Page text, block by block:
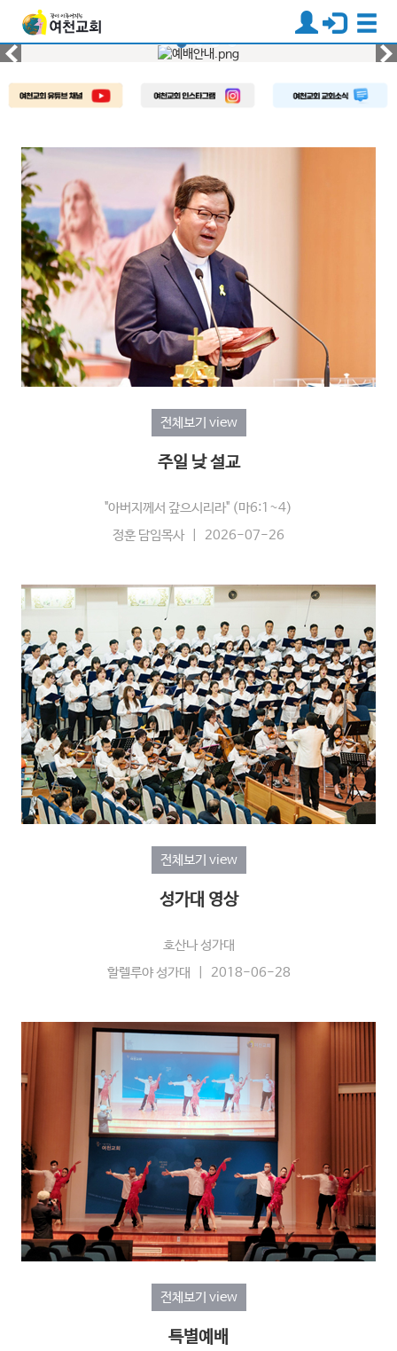
전체보기 view
주일 낮 설교
"아버지께서 갚으시리라" (마6:1~4)
정훈 담임목사 | 2026-07-26
전체보기 view
성가대 영상
호산나 성가대
할렐루야 성가대 | 2018-06-28
전체보기 view
특별예배